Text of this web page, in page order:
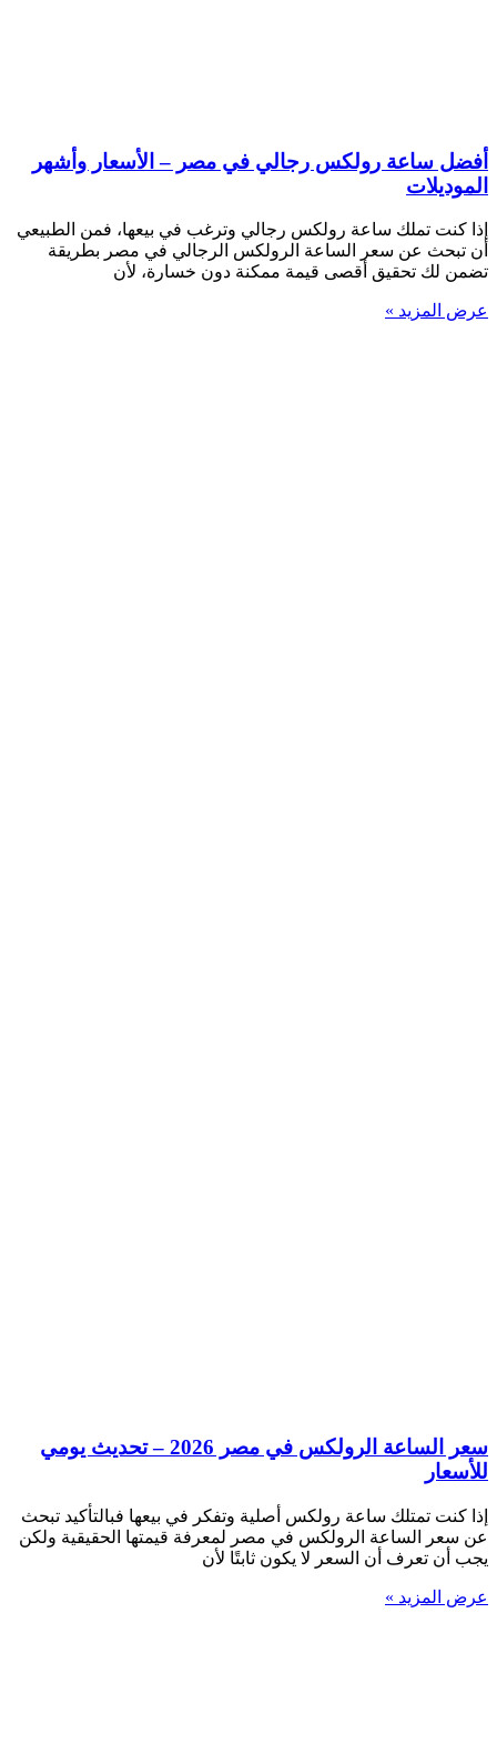
أفضل ساعة رولكس رجالي في مصر – الأسعار وأشهر
الموديلات
إذا كنت تملك ساعة رولكس رجالي وترغب في بيعها، فمن الطبيعي
أن تبحث عن سعر الساعة الرولكس الرجالي في مصر بطريقة
تضمن لك تحقيق أقصى قيمة ممكنة دون خسارة، لأن
عرض المزيد »
سعر الساعة الرولكس في مصر 2026 – تحديث يومي
للأسعار
إذا كنت تمتلك ساعة رولكس أصلية وتفكر في بيعها فبالتأكيد تبحث
عن سعر الساعة الرولكس في مصر لمعرفة قيمتها الحقيقية ولكن
يجب أن تعرف أن السعر لا يكون ثابتًا لأن
عرض المزيد »